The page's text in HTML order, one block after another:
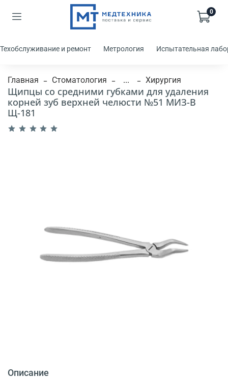
0
Техобслуживание и ремонт Метрология Испытательная
Главная Стоматология ... Хирургия
Щипцы со средними губками для удаления
корней зуб верхней челюсти №51 МИЗ-В
Щ-181
Описание